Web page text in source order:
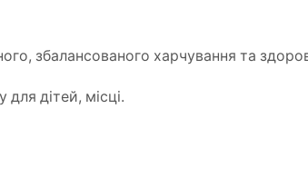
збалансованого харчування та
дітей, місці.